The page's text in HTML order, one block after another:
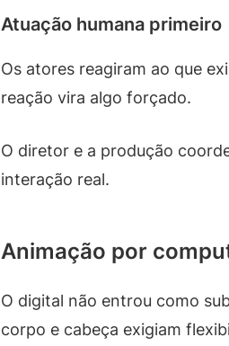
Atuação humana primeiro
Os atores reagiram ao que
reação vira algo forçado.
O diretor e a produção
interação real.
Animação por
O digital não entrou como
corpo e cabeça exigiam